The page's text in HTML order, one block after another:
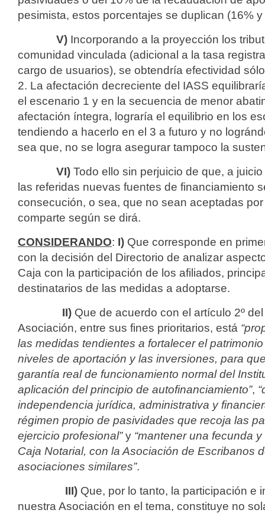
pesimista, estos porcentajes se duplican (16% y
V) Incorporando a la proyección los
comunidad vinculada (adicional a la tasa
cargo de usuarios), se obtendría efectividad
2. La afectación decreciente del IASS
el escenario 1 y en la secuencia de menor
afectación íntegra, lograría el equilibrio en los
tendiendo a hacerlo en el 3 a futuro y no
sea que, no se logra asegurar tampoco la
VI) Todo ello sin perjuicio de que, a
las referidas nuevas fuentes de financiamiento
consecución, o sea, que no sean aceptadas
comparte según se dirá.
CONSIDERANDO: I) Que corresponde en
con la decisión del Directorio de analizar
Caja con la participación de los afiliados,
destinatarios de las medidas a adoptarse.
II) Que de acuerdo con el artículo 2º
Asociación, entre sus fines prioritarios, está
las medidas tendientes a fortalecer el
niveles de aportación y las inversiones, para
garantía real de funcionamiento normal del
aplicación del principio de autofinanciamiento”,
independencia jurídica, administrativa y
régimen propio de pasividades que recoja las
ejercicio profesional”y “mantener una fecunda
Caja Notarial, con la Asociación de Escribanos
asociaciones similares”.
III) Que, por lo tanto, la participación e
nuestra Asociación en el tema, constituye no